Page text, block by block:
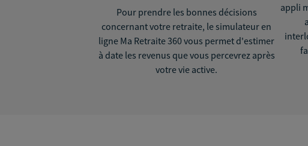
Pour prendre les bonnes décisions
concernant votre retraite, le simulateur en
ligne Ma Retraite 360 vous permet d'estimer
à date les revenus que vous percevrez après
votre vie active.
appli